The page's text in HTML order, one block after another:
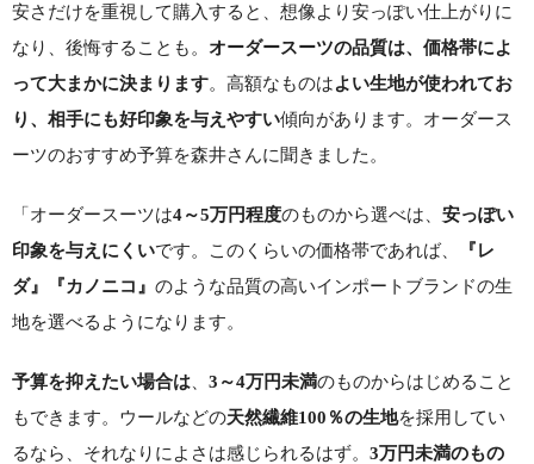
安さだけを重視して購入すると、想像より安っぽい仕上がりに
なり、後悔することも。 オーダースーツの品質は、価格帯によ
って大まかに決まります。高額なものはよい生地が使われてお
り、相手にも好印象を与えやすい傾向があります。オーダース
ーツのおすすめ予算を森井さんに聞きました。
「オーダースーツは4～5万円程度のものから選べは、 安っぽい
印象を与えにくいです。このくらいの価格帯であれば、
『レ
ダ』『カノニコ』 のような品質の高いインポートブランドの生
地を選べるようになります。
予算を抑えたい場合は 3～4万円未満のものからはじめること
もできます。ウールなどの天然繊維100％の生地を採用してい
るなら、それなりによさは感じられるはず。 3万円未満のもの